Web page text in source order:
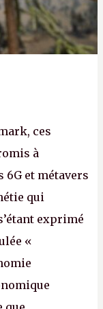
ces
à
6G et métavers
qui
exprimé
«